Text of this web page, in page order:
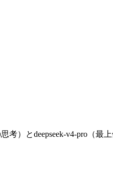
考）とdeepseek-v4-pro（最